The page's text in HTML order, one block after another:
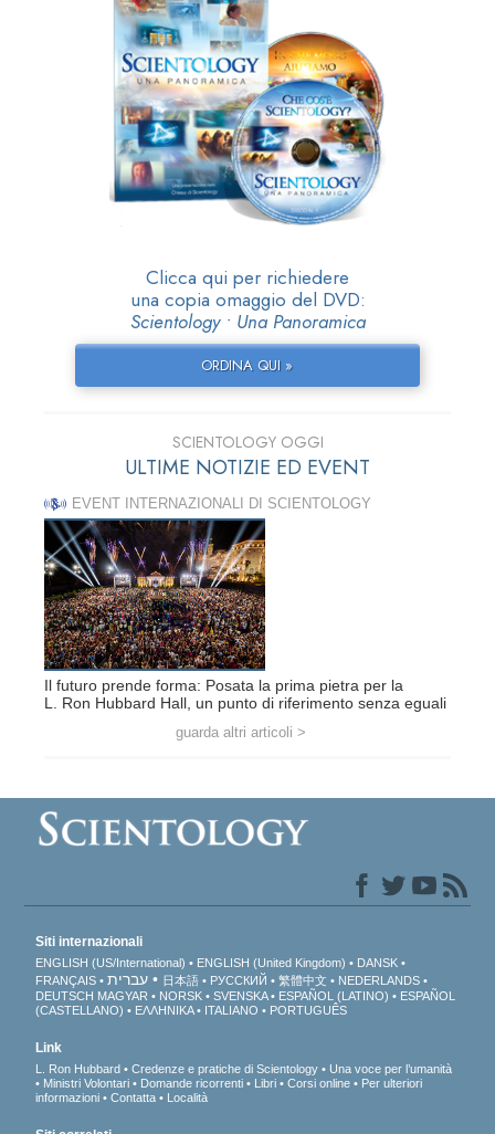
Clicca qui per richiedere
una copia omaggio del DVD:
Scientology • Una Panoramica
ORDINA QUI »
SCIENTOLOGY OGGI
ULTIME NOTIZIE ED EVENT
EVENT INTERNAZIONALI DI SCIENTOLOGY
Il futuro prende forma: Posata la prima pietra per la
L. Ron Hubbard Hall, un punto di riferimento senza eguali
guarda altri articoli >
Siti internazionali
ENGLISH (US/International) ENGLISH (United Kingdom)
DANSK
FRANÇAIS
עברית 日本語 РУССКИЙ 繁體中文
NEDERLANDS
DEUTSCH MAGYAR NORSK SVENSKA ESPAÑOL (LATINO)
ESPAÑOL
(CASTELLANO)
ΕΛΛΗΝΙΚA ITALIANO PORTUGUÊS
Link
L. Ron Hubbard Credenze e pratiche di Scientology
Una voce per l’umanità
Ministri Volontari
Domande ricorrenti Libri Corsi online
Per ulteriori
informazioni
Contatta Località